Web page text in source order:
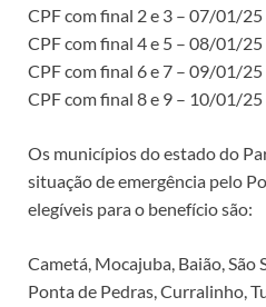
CPF com final 2 e 3 – 07/01/25
CPF com final 4 e 5 – 08/01/25
CPF com final 6 e 7 – 09/01/25
CPF com final 8 e 9 – 10/01/25
Os municípios do estado do
situação de emergência pelo
elegíveis para o benefício são:
Cametá, Mocajuba, Baião, São
Ponta de Pedras, Curralinho,